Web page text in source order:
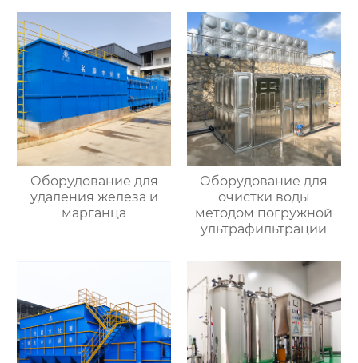
Оборудование для
удаления железа и
марганца
Оборудование для
очистки воды
методом погружной
ультрафильтрации